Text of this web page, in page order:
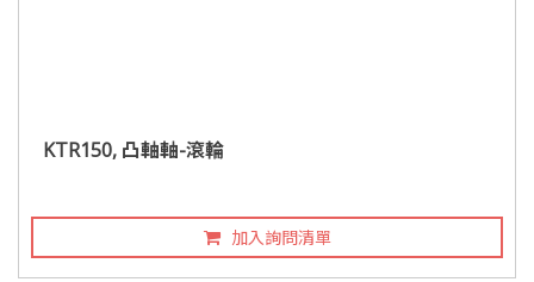
KTR150, 凸軸軸-滾輪
加入詢問清單